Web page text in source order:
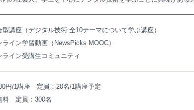
講座（デジタル技術 全10テーマについて学ぶ講座）
イン学習動画（NewsPicks MOOC）
イン受講生コミュニティ
円/1講座 定員：20名/1講座予定
定員：300名